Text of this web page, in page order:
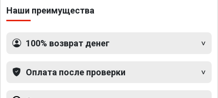
Наши преимущества
100% возврат денег
Оплата после проверки